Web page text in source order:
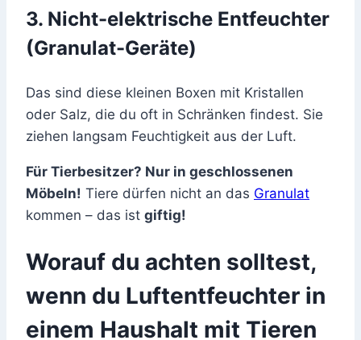
3. Nicht-elektrische Entfeuchter
(Granulat-Geräte)
Das sind diese kleinen Boxen mit Kristallen
oder Salz, die du oft in Schränken findest. Sie
ziehen langsam Feuchtigkeit aus der Luft.
Für Tierbesitzer? Nur in geschlossenen
Möbeln! Tiere dürfen nicht an das Granulat
kommen – das ist giftig!
Worauf du achten solltest,
wenn du Luftentfeuchter in
einem Haushalt mit Tieren